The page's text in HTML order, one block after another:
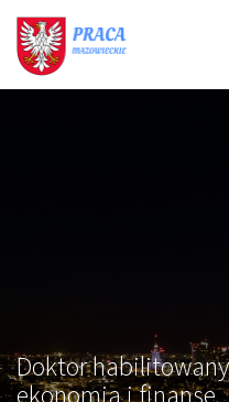
Doktor
ekonomia i finanse